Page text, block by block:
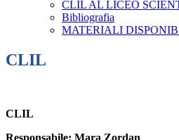
CLIL AL LICEO
Bibliografia
MATERIALI
CLIL
CLIL